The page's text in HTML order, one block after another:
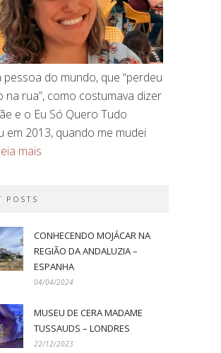
pessoa do mundo, que “perdeu
na rua”, como costumava dizer
e o Eu Só Quero Tudo
em 2013, quando me mudei
leia mais
POSTS
CONHECENDO MOJÁCAR NA
REGIÃO DA ANDALUZIA –
ESPANHA
04/04/2024
MUSEU DE CERA MADAME
TUSSAUDS – LONDRES
22/12/2023